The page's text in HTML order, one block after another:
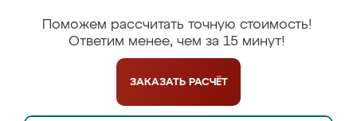
Поможем рассчитать точную стоимость!
Ответим менее, чем за 15 минут!
ЗАКАЗАТЬ РАСЧЁТ